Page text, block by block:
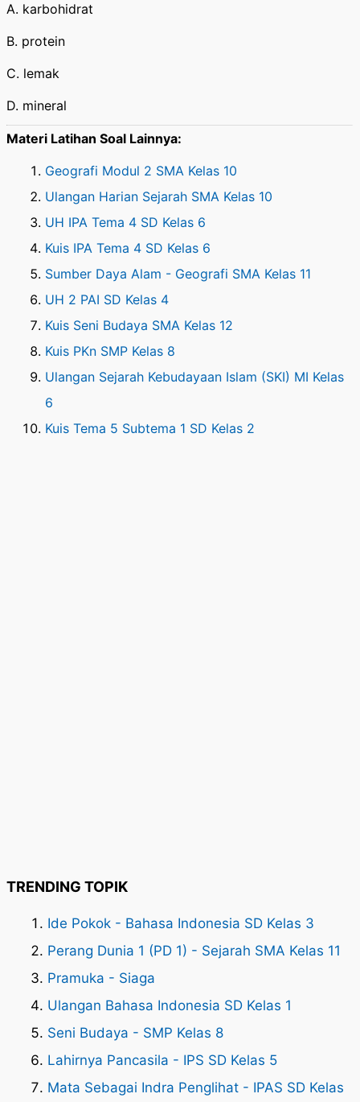
A. karbohidrat
B. protein
C. lemak
D. mineral
Materi Latihan Soal Lainnya:
Geografi Modul 2 SMA Kelas 10
Ulangan Harian Sejarah SMA Kelas 10
UH IPA Tema 4 SD Kelas 6
Kuis IPA Tema 4 SD Kelas 6
Sumber Daya Alam - Geografi SMA Kelas 11
UH 2 PAI SD Kelas 4
Kuis Seni Budaya SMA Kelas 12
Kuis PKn SMP Kelas 8
Ulangan Sejarah Kebudayaan Islam (SKI) MI Kelas
6
Kuis Tema 5 Subtema 1 SD Kelas 2
TRENDING TOPIK
Ide Pokok - Bahasa Indonesia SD Kelas 3
Perang Dunia 1 (PD 1) - Sejarah SMA Kelas 11
Pramuka - Siaga
Ulangan Bahasa Indonesia SD Kelas 1
Seni Budaya - SMP Kelas 8
Lahirnya Pancasila - IPS SD Kelas 5
Mata Sebagai Indra Penglihat - IPAS SD Kelas